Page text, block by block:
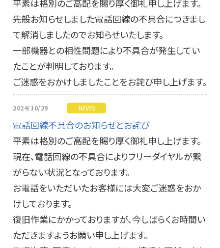
平素は格別のご高配を賜り厚く御礼申し上げます。
先般お知らせしました電話回線の不具合につきまし
て解消しましたのでお知らせいたします。
一部機器との相性問題により不具合が発生してい
たことが判明しております。
ご迷惑をおかけしましたことをお詫び申し上げます。
2024/10/29 NEWS
電話回線不具合のお知らせとお詫び
平素は格別のご高配を賜り厚く御礼申し上げます。
現在、電話回線の不具合によりフリーダイヤルが繋
がらない状況となっております。
お電話をいただいたお客様には大変ご迷惑をおか
けしております。
復旧作業にかかっておりますが、今しばらくお時間い
ただきますようお願い申し上げます。